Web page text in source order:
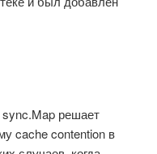
решает
cache contention в